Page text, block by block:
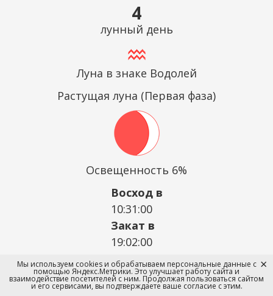
4
лунный день
Луна в знаке Водолей
Растущая луна (Первая фаза)
Освещенность 6%
Восход в
10:31:00
Закат в
19:02:00
4 лунный день: Не стоит идти к
парикмахеру, иначе можно навлечь
Мы используем cookies и обрабатываем персональные данные с
помощью Яндекс.Метрики. Это улучшает работу сайта и
взаимодействие посетителей с ним. Продолжая пользоваться сайтом
и его сервисами, вы подтверждаете ваше согласие с этим.